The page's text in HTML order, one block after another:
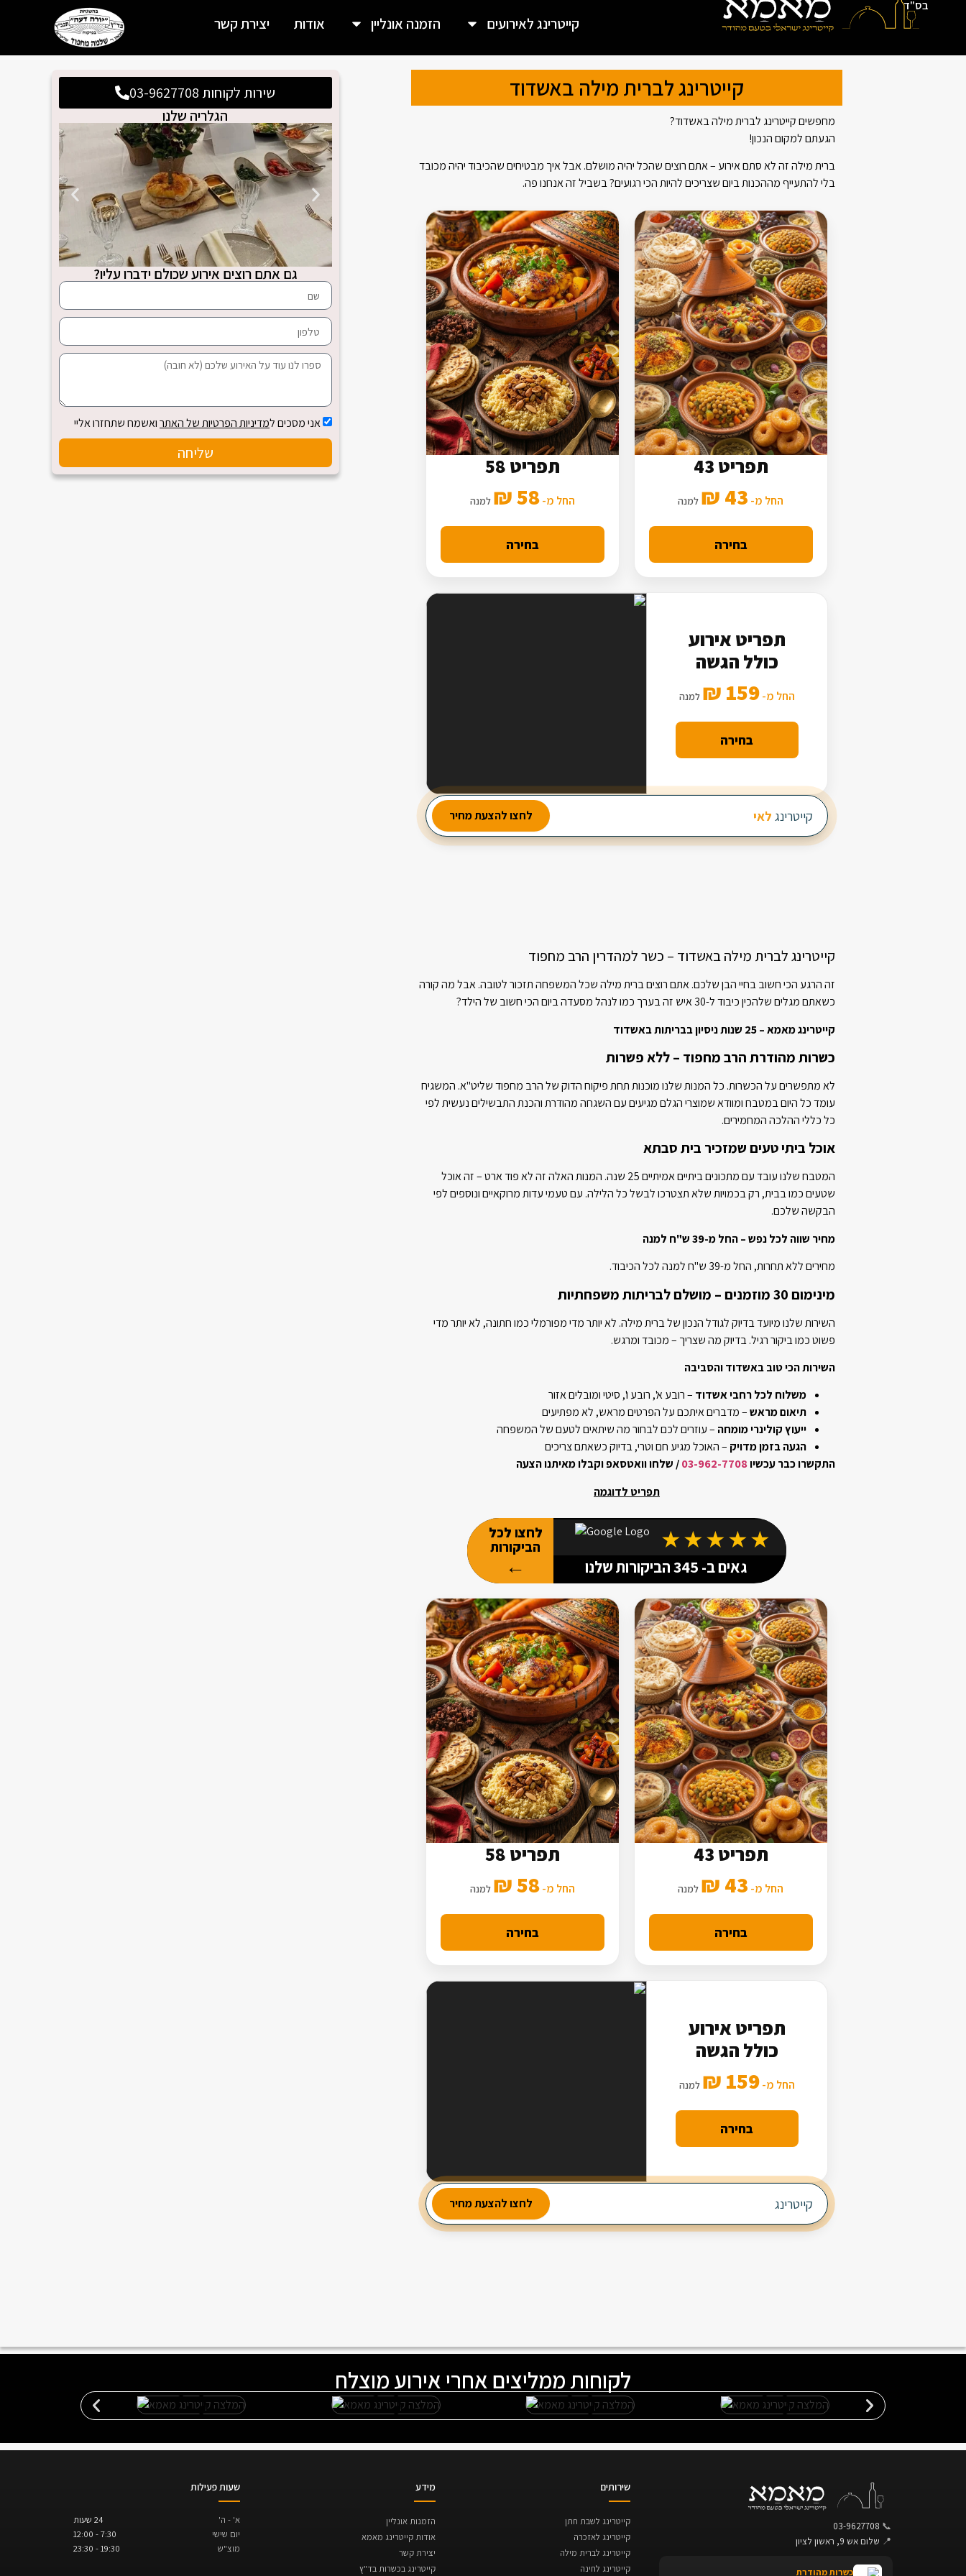
בס"ד
קייטרינג לאירועים הזמנה אונליין אודות יצירת קשר
שירות לקוחות 03-9627708
הגלריה שלנו
גם אתם רוצים אירוע שכולם ידברו עליו?
אני מסכים למדיניות הפרטיות של האתרואשמח שתחזרו אליי
שליחה
קייטרינג לברית מילה באשדוד
מחפשים קייטרינג לברית מילה באשדוד?
הגעתם למקום הנכון!
ברית מילה זה לא סתם אירוע – אתם רוצים שהכל יהיה מושלם. אבל איך מבטיחים שהכיבוד יהיה מכובד
בלי להתעייף מההכנות ביום שצריכים להיות הכי רגועים? בשביל זה אנחנו פה.
תפריט 43
החל מ- 43 ₪ למנה
בחירה
תפריט 58
החל מ-58 ₪ למנה
בחירה
מבחר עשיר של סלטים
2 מנות ביניים
תפריט אירוע
כולל הגשה
החל מ-159 ₪ למנה
בחירה
קייטרינג לאירוע חברה לחצו להצעת מחיר
קייטרינג לברית מילה באשדוד – כשר למהדרין הרב מחפוד
זה הרגע הכי חשוב בחיי הבן שלכם. אתם רוצים ברית מילה שכל המשפחה תזכור לטובה. אבל מה קורה
כשאתם מגלים שלהכין כיבוד ל-30 איש זה בערך כמו לנהל מסעדה ביום הכי חשוב של הילד?
קייטרינג מאמא – 25 שנות ניסיון בבריתות באשדוד
כשרות מהודרת הרב מחפוד – ללא פשרות
לא מתפשרים על הכשרות. כל המנות שלנו מוכנות תחת פיקוח הדוק של הרב מחפוד שליט"א. המשגיח
עומד כל היום במטבח ומוודא שמוצרי הגלם מגיעים עם השגחה מהודרת והכנת התבשילים נעשית לפי
כל כללי ההלכה המחמירים.
אוכל ביתי טעים שמזכיר בית סבתא
המטבח שלנו עובד עם מתכונים ביתיים אמיתיים 25 שנה. המנות האלה זה לא פוד ארט – זה אוכל
שטעים כמו בבית, רק בכמויות שלא תצטרכו לבשל כל הלילה. עם טעמי עדות מרוקאיים ונוספים לפי
הבקשה שלכם.
מחיר שווה לכל נפש – החל מ-39 ש"ח למנה
מחירים ללא תחרות, החל מ-39 ש"ח למנה לכל הכיבוד.
מינימום 30 מוזמנים – מושלם לבריתות משפחתיות
השירות שלנו מיועד בדיוק לגודל הנכון של ברית מילה. לא יותר מדי מפורמלי כמו חתונה, לא יותר מדי
פשוט כמו ביקור רגיל. בדיוק מה שצריך – מכובד ומרגש.
השירות הכי טוב באשדוד והסביבה
משלוח לכל רחבי אשדוד – רובע א', רובע ו', סיטי ומובלים אזור
תיאום מראש– מדברים איתכם על הפרטים מראש, לא מפתיעים
ייעוץ קולינרי מומחה – עוזרים לכם לבחור מה שיתאים לטעם של המשפחה
הגעה בזמן מדויק – האוכל מגיע חם וטרי, בדיוק כשאתם צריכים
התקשרו כבר עכשיו03-962-7708/ שלחו וואטסאפ וקבלו מאיתנו הצעה
תפריט לדוגמה
★★★★★
גאים ב- 345הביקורות שלנו
לחצו לכל
הביקורות
←
תפריט 43
החל מ- 43 ₪ למנה
בחירה
תפריט 58
החל מ-58 ₪ למנה
בחירה
מבחר עשיר של סלטים
2 מנות ביניים
תפריט אירוע
כולל הגשה
החל מ-159 ₪ למנה
בחירה
קייטרינג לחצו להצעת מחיר
לקוחות ממליצים אחרי אירוע מוצלח
📞
03-9627708
📍 שלום אש 9, ראשון לציון
כשרות מהודרת
שירותים
קייטרינג לשבת חתן
קייטרינג לאזכרה
קייטרינג לברית מילה
קייטרינג לחינה
מידע
הזמנות אונליין
אודות קייטרינג מאמא
יצירת קשר
קייטרינג בכשרות בד"ץ
שעות פעילות
א' - ה'
24 שעות
יום שישי
7:30 - 12:00
מוצ"ש
19:30 - 23:30